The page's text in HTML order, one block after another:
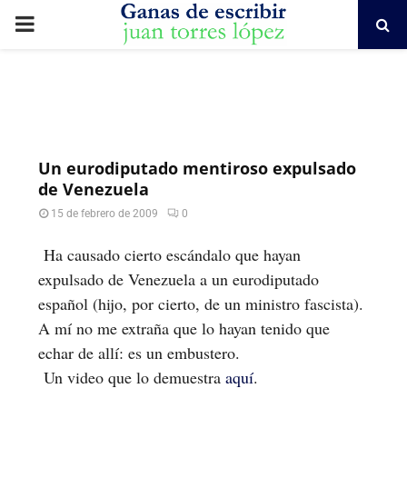
PRIMARY
Un eurodiputado mentiroso expulsado
de Venezuela
15 de febrero de 2009 0
Ha causado cierto escándalo que hayan
expulsado de Venezuela a un eurodiputado
español (hijo, por cierto, de un ministro fascista).
A mí no me extraña que lo hayan tenido que
echar de allí: es un embustero.
Un video que lo demuestra aquí.